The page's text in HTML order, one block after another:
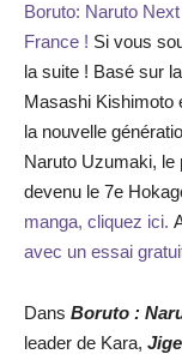
Boruto: Naruto
France ! Si vous
la suite ! Basé sur
Masashi Kishimoto
la nouvelle
Naruto Uzumaki, le
devenu le 7e
manga, cliquez ici.
avec un essai
Dans Boruto :
leader de Kara,